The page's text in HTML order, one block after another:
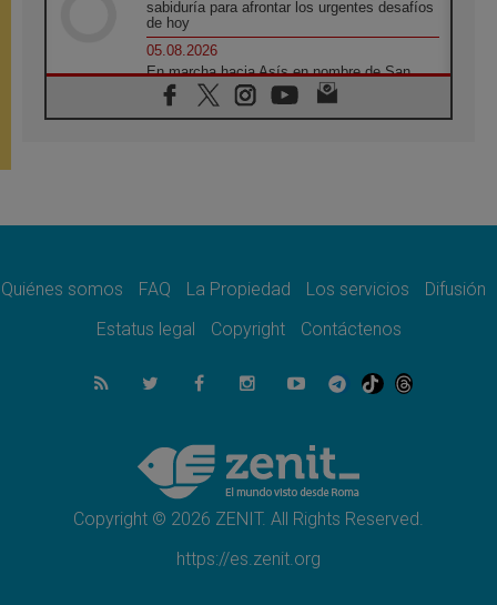
sabiduría para afrontar los urgentes desafíos
de hoy
05.08.2026
En marcha hacia Asís en nombre de San
Francisco, a la espera de León
05.08.2026
quienes bendicen la guerra
Ucrania: Ataque masivo en Kyiv durante la
noche
05.08.2026
Colombo: "La visita del Papa a Argentina
05.08.2026
Iglesia en Uruguay: la visita del Papa
fortalecerá la fe y la esperanza
Quiénes somos FAQ La Propiedad Los servicios
Difusión
Estatus legal
Copyright Contáctenos
Copyright © 2026 ZENIT. All Rights Reserved.
https://es.zenit.org